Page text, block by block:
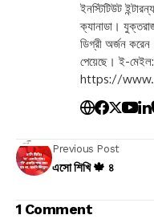
ইনস্টিটিউট
ক্যানাডা।
ডিগ্রী অর্জন
পেয়েছে। ই-মেইল:
https://
Previous Post
এসো শিখি 🍁 ৪
1 Comment